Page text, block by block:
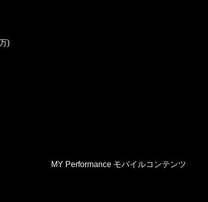
)
MY Performance モバイルコンテンツ